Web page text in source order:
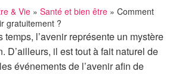
v
i
g
& Vie » Santé et bien être » Comment
gratuitement ?
l’avenir représente un mystère
D’ailleurs, il est tout à fait naturel de
événements de l’avenir afin de